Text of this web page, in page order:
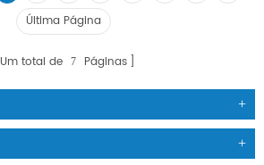
Última Página
Um total de 7 Páginas